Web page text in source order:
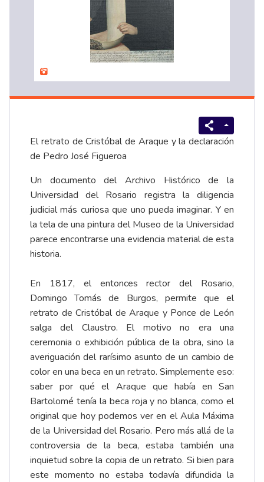
El retrato de Cristóbal de Araque y la declaración
de Pedro José Figueroa
Un documento del Archivo Histórico de la
Universidad del Rosario registra la diligencia
judicial más curiosa que uno pueda imaginar. Y en
la tela de una pintura del Museo de la Universidad
parece encontrarse una evidencia material de esta
historia.
En 1817, el entonces rector del Rosario,
Domingo Tomás de Burgos, permite que el
retrato de Cristóbal de Araque y Ponce de León
salga del Claustro. El motivo no era una
ceremonia o exhibición pública de la obra, sino la
averiguación del rarísimo asunto de un cambio de
color en una beca en un retrato. Simplemente eso:
saber por qué el Araque que había en San
Bartolomé tenía la beca roja y no blanca, como el
original que hoy podemos ver en el Aula Máxima
de la Universidad del Rosario. Pero más allá de la
controversia de la beca, estaba también una
inquietud sobre la copia de un retrato. Si bien para
este momento no estaba todavía difundida la